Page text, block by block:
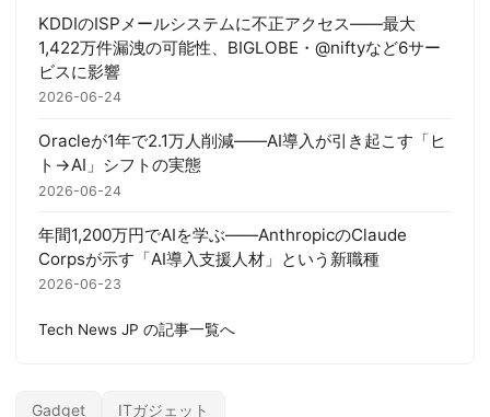
KDDIのISPメールシステムに不正アクセス——最大
1,422万件漏洩の可能性、BIGLOBE・@niftyなど6サー
ビスに影響
2026-06-24
Oracleが1年で2.1万人削減——AI導入が引き起こす「ヒ
ト→AI」シフトの実態
2026-06-24
年間1,200万円でAIを学ぶ——AnthropicのClaude
Corpsが示す「AI導入支援人材」という新職種
2026-06-23
Tech News JP の記事一覧へ
Gadget ITガジェット